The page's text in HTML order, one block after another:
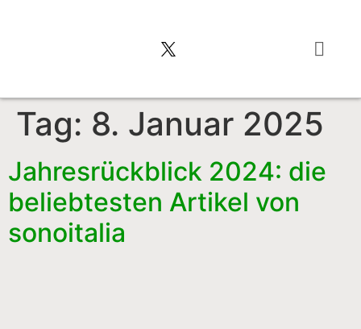
Tag: 8. Januar 2025
Jahresrückblick 2024: die
beliebtesten Artikel von
sonoitalia